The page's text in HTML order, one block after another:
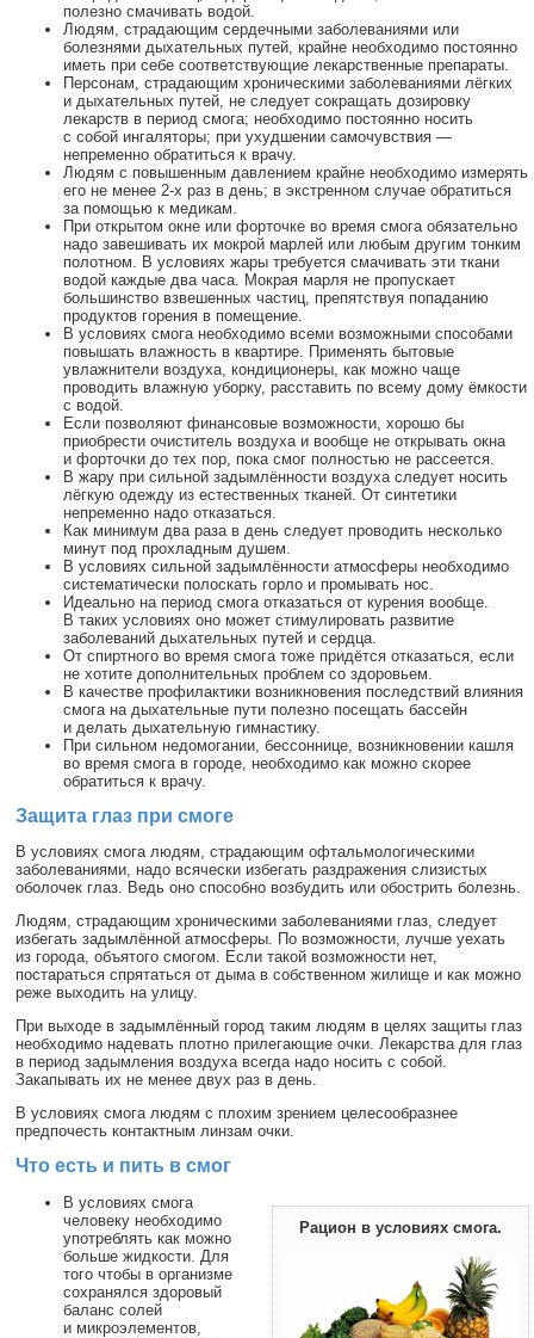
полезно смачивать водой.
Людям, страдающим сердечными заболеваниями или
болезнями дыхательных путей, крайне необходимо постоянно
иметь при себе соответствующие лекарственные препараты.
Персонам, страдающим хроническими заболеваниями лёгких
и дыхательных путей, не следует сокращать дозировку
лекарств в период смога; необходимо постоянно носить
с собой ингаляторы; при ухудшении самочувствия —
непременно обратиться к врачу.
Людям с повышенным давлением крайне необходимо измерять
его не менее 2-х раз в день; в экстренном случае обратиться
за помощью к медикам.
При открытом окне или форточке во время смога обязательно
надо завешивать их мокрой марлей или любым другим тонким
полотном. В условиях жары требуется смачивать эти ткани
водой каждые два часа. Мокрая марля не пропускает
большинство взвешенных частиц, препятствуя попаданию
продуктов горения в помещение.
В условиях смога необходимо всеми возможными способами
повышать влажность в квартире. Применять бытовые
увлажнители воздуха, кондиционеры, как можно чаще
проводить влажную уборку, расставить по всему дому ёмкости
с водой.
Если позволяют финансовые возможности, хорошо бы
приобрести очиститель воздуха и вообще не открывать окна
и форточки до тех пор, пока смог полностью не рассеется.
В жару при сильной задымлённости воздуха следует носить
лёгкую одежду из естественных тканей. От синтетики
непременно надо отказаться.
Как минимум два раза в день следует проводить несколько
минут под прохладным душем.
В условиях сильной задымлённости атмосферы необходимо
систематически полоскать горло и промывать нос.
Идеально на период смога отказаться от курения вообще.
В таких условиях оно может стимулировать развитие
заболеваний дыхательных путей и сердца.
От спиртного во время смога тоже придётся отказаться, если
не хотите дополнительных проблем со здоровьем.
В качестве профилактики возникновения последствий влияния
смога на дыхательные пути полезно посещать бассейн
и делать дыхательную гимнастику.
При сильном недомогании, бессоннице, возникновении кашля
во время смога в городе, необходимо как можно скорее
обратиться к врачу.
Защита глаз при смоге
В условиях смога людям, страдающим офтальмологическими
заболеваниями, надо всячески избегать раздражения слизистых
оболочек глаз. Ведь оно способно возбудить или обострить болезнь.
Людям, страдающим хроническими заболеваниями глаз, следует
избегать задымлённой атмосферы. По возможности, лучше уехать
из города, объятого смогом. Если такой возможности нет,
постараться спрятаться от дыма в собственном жилище и как можно
реже выходить на улицу.
При выходе в задымлённый город таким людям в целях защиты глаз
необходимо надевать плотно прилегающие очки. Лекарства для глаз
в период задымления воздуха всегда надо носить с собой.
Закапывать их не менее двух раз в день.
В условиях смога людям с плохим зрением целесообразнее
предпочесть контактным линзам очки.
Что есть и пить в смог
Рацион в условиях смога.
В условиях смога
человеку необходимо
употреблять как можно
больше жидкости. Для
того чтобы в организме
сохранялся здоровый
баланс солей
и микроэлементов,